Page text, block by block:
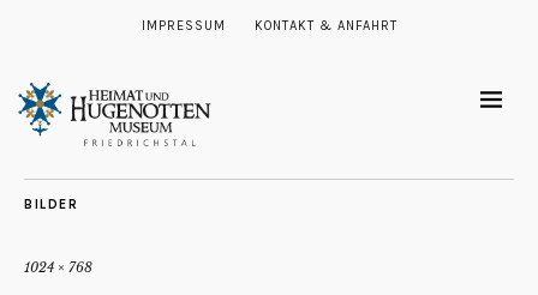
IMPRESSUM KONTAKT & ANFAHRT
BILDER
1024 × 768